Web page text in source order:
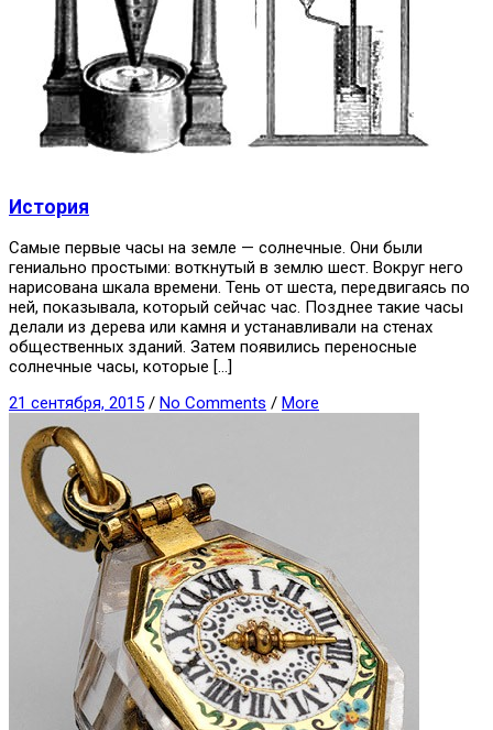
История
Самые первые часы на земле — солнечные. Они были
гениально простыми: воткнутый в землю шест. Вокруг него
нарисована шкала времени. Тень от шеста, передвигаясь по
ней, показывала, который сейчас час. Позднее такие часы
делали из дерева или камня и устанавливали на стенах
общественных зданий. Затем появились переносные
солнечные часы, которые […]
21 сентября, 2015 / No Comments / More